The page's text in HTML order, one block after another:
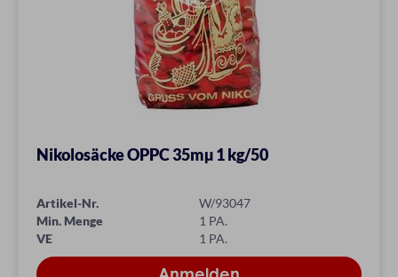
Nikolosäcke OPPC 35mµ 1 kg/50
Artikel-Nr.
W/93047
Min. Menge
1 PA.
VE
1 PA.